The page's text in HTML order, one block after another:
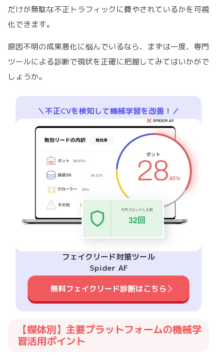
だけが無駄な不正トラフィックに費やされているかを可視
化できます。
原因不明の成果悪化に悩んでいるなら、まずは一度、専門
ツールによる診断で現状を正確に把握してみてはいかがで
しょうか。
＼不正CVを検知して機械学習を改善！／
フェイクリード対策ツール
Spider AF
無料フェイクリード診断はこちら
【媒体別】主要プラットフォームの機械学
習活用ポイント